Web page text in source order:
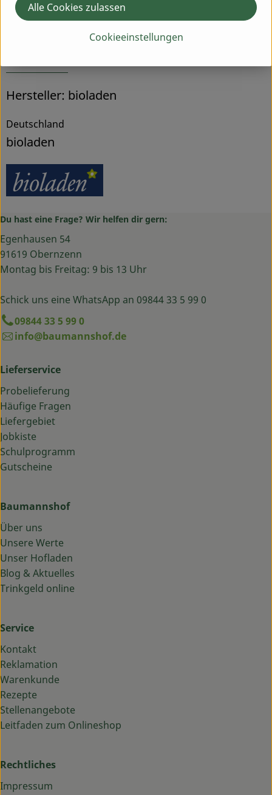
Hersteller: bioladen
Deutschland
bioladen
Du hast eine Frage? Wir helfen dir gern:
Egenhausen 54
91619 Obernzenn
Montag bis Freitag: 9 bis 13 Uhr
Schick uns eine WhatsApp an 09844 33 5 99 0
09844 33 5 99 0
info@baumannshof.de
Lieferservice
Probelieferung
Häufige Fragen
Liefergebiet
Jobkiste
Schulprogramm
Gutscheine
Baumannshof
Über uns
Unsere Werte
Unser Hofladen
Blog & Aktuelles
Trinkgeld online
Service
Kontakt
Reklamation
Warenkunde
Rezepte
Stellenangebote
Leitfaden zum Onlineshop
Rechtliches
Impressum
Cookieeinstellungen
Alle Cookies zulassen